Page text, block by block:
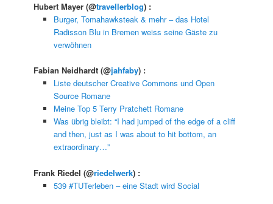
Hubert Mayer(@travellerblog) :
Burger, Tomahawksteak & mehr – das Hotel
Radisson Blu in Bremen weiss seine Gäste zu
verwöhnen
Fabian Neidhardt(@jahfaby) :
Liste deutscher Creative Commons und Open
Source Romane
Meine Top 5 Terry Pratchett Romane
Was übrig bleibt: “I had jumped of the edge of a cliff
and then, just as I was about to hit bottom, an
extraordinary…”
Frank Riedel(@riedelwerk) :
539 #TUTerleben – eine Stadt wird Social